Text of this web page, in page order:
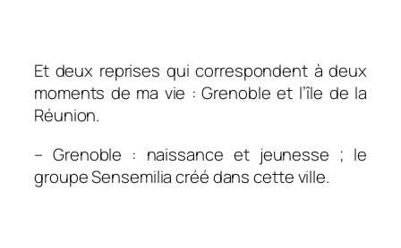
Et deux reprises qui correspondent à deux
moments de ma vie : Grenoble et l’île de la
Réunion.
– Grenoble : naissance et jeunesse ; le
groupe Sensemilia créé dans cette ville.